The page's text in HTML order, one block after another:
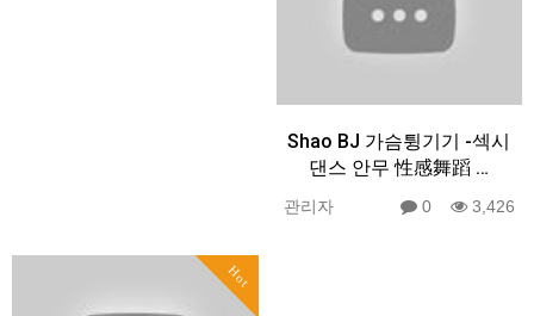
Shao BJ 가슴튕기기 -섹시
댄스 안무 性感舞蹈 …
관리자 0 3,426
Hot